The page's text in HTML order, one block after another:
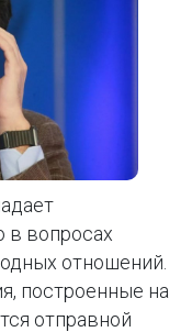
в вопросах
отношений.
построенные на
отправной